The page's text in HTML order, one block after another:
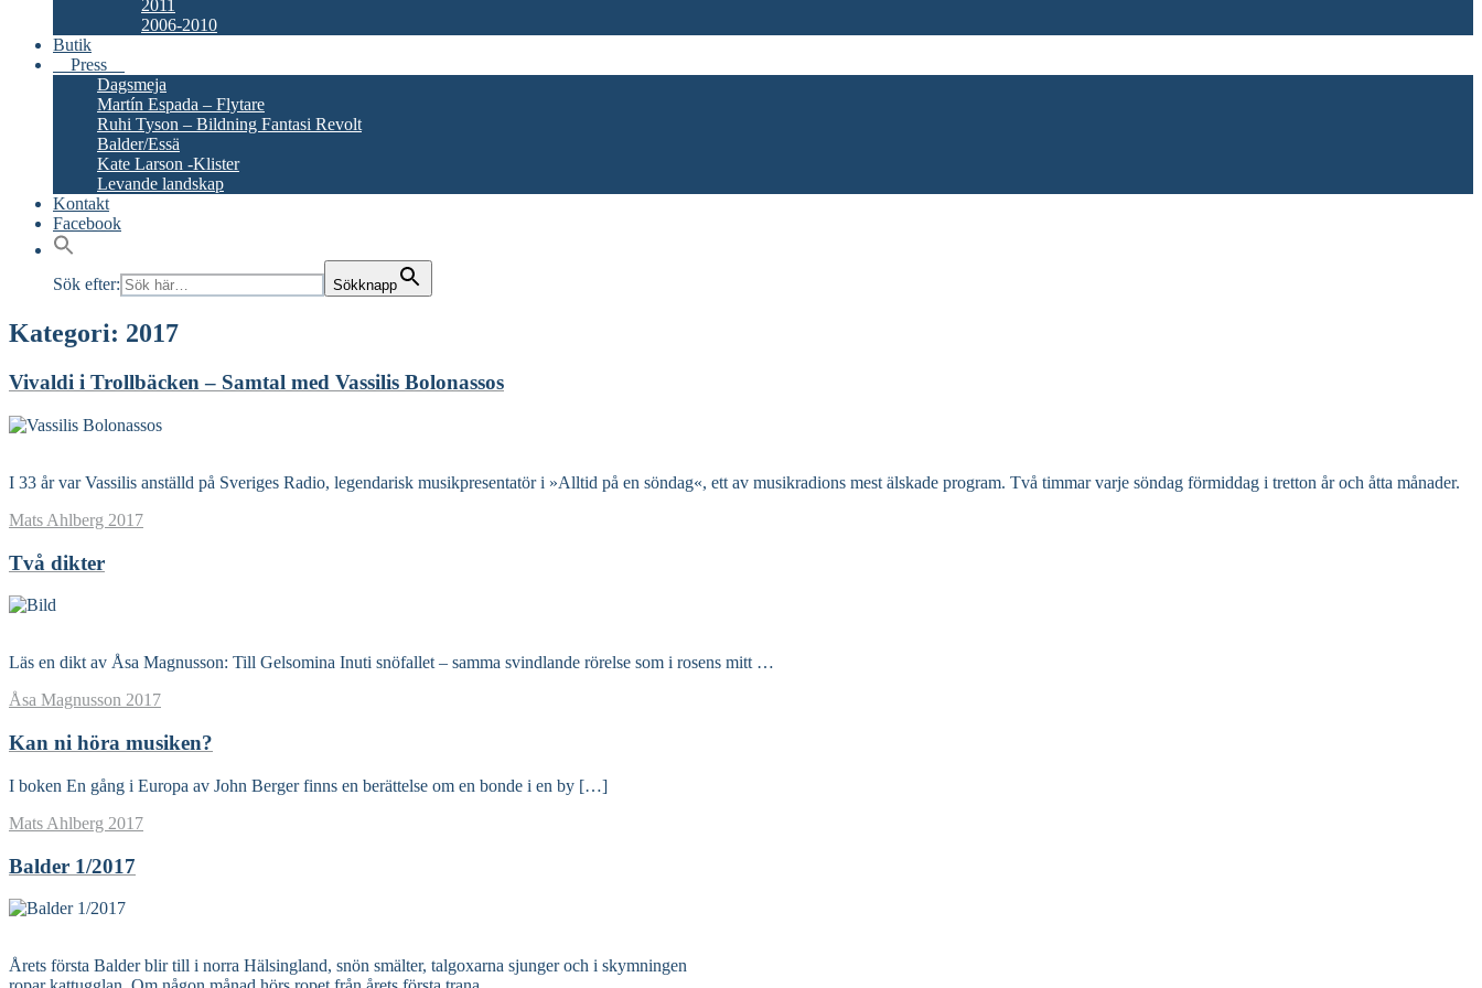
2011
2006-2010
Butik
Press
Dagsmeja
Martín Espada – Flytare
Ruhi Tyson – Bildning Fantasi Revolt
Balder/Essä
Kate Larson -Klister
Levande landskap
Kontakt
Facebook
Sök efter: Sökknapp
Kategori: 2017
Vivaldi i Trollbäcken – Samtal med Vassilis Bolonassos
I 33 år var Vassilis anställd på Sveriges Radio, legendarisk musikpresentatör i »Alltid på en söndag«, ett av musikradions mest älskade program. Två timmar varje söndag förmiddag i tretton år och åtta månader.
Mats Ahlberg 2017
Två dikter
Läs en dikt av Åsa Magnusson: Till Gelsomina Inuti snöfallet – samma svindlande rörelse som i rosens mitt …
Åsa Magnusson 2017
Kan ni höra musiken?
I boken En gång i Europa av John Berger finns en berättelse om en bonde i en by […]
Mats Ahlberg 2017
Balder 1/2017
Årets första Balder blir till i norra Hälsingland, snön smälter, talgoxarna sjunger och i skymningen